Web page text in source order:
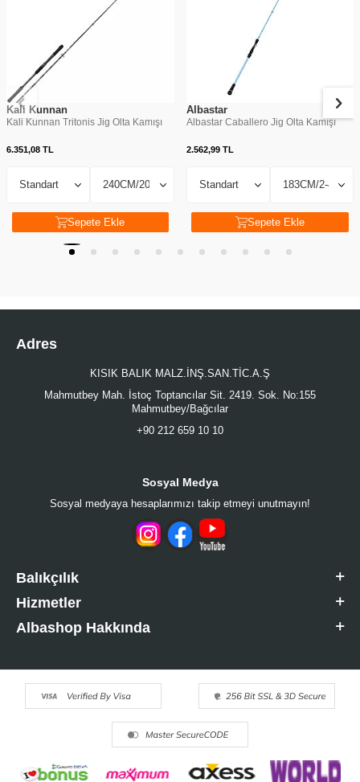
Kali Kunnan
Kali Kunnan Tritonis Jig Olta Kamışı
6.351,08 TL
Sepete Ekle
Albastar
Albastar Caballero Jig Olta Kamışı
2.562,99TL
Sepete Ekle
Adres
KISIK BALIK MALZ.İNŞ.SAN.TİC.A.Ş
Mahmutbey Mah. İstoç Toptancılar Sit. 2419. Sok. No:155
Mahmutbey/Bağcılar
+90 212 659 10 10
Sosyal Medya
Sosyal medyaya hesaplarımızı takip etmeyi unutmayın!
Balıkçılık
Hizmetler
Albashop Hakkında